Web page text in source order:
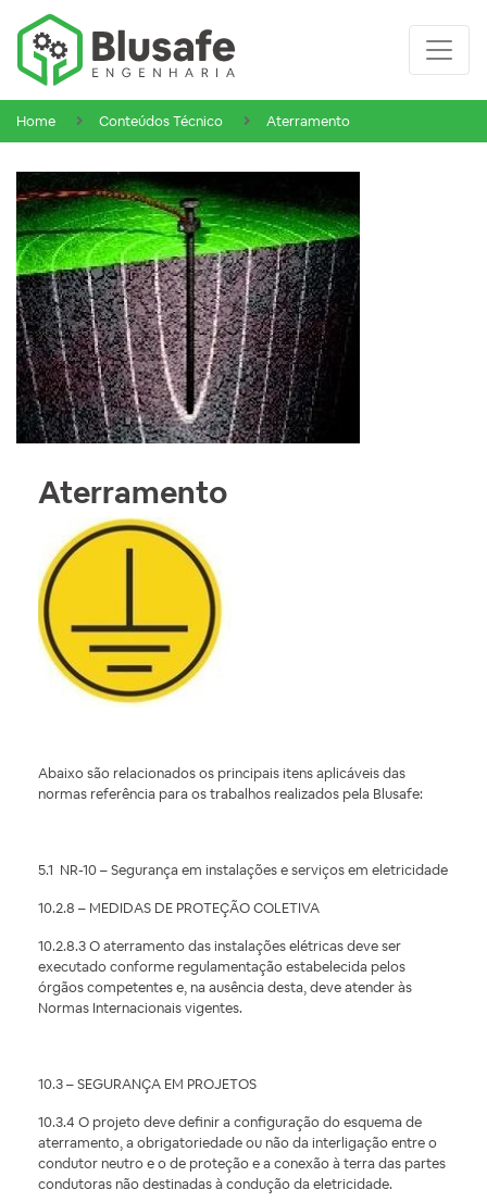
Home Conteúdos Técnico Aterramento
Aterramento
Abaixo são relacionados os principais itens aplicáveis das
normas referência para os trabalhos realizados pela Blusafe:
5.1 NR-10 – Segurança em instalações e serviços em eletricidade
10.2.8 – MEDIDAS DE PROTEÇÃO COLETIVA
10.2.8.3 O aterramento das instalações elétricas deve ser
executado conforme regulamentação estabelecida pelos
órgãos competentes e, na ausência desta, deve atender às
Normas Internacionais vigentes.
10.3 – SEGURANÇA EM PROJETOS
10.3.4 O projeto deve definir a configuração do esquema de
aterramento, a obrigatoriedade ou não da interligação entre o
condutor neutro e o de proteção e a conexão à terra das partes
condutoras não destinadas à condução da eletricidade.